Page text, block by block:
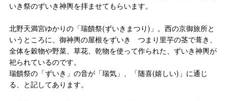
いき祭のずいき神輿を拝ませてもらいます。
北野天満宮ゆかりの「瑞饋祭(ずいきまつり)」。西の京御旅所と
いうところに、御神輿の屋根をずいき つまり里芋の茎で葺き、
全体を穀物や野菜、草花、乾物を使って作られた、ずいき神輿が
祀られているのです。
瑞饋祭の「ずいき」の音が「瑞気」、「随喜(嬉しい)」に通じ
る、と記してあります。